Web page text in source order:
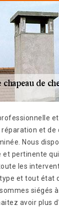
et de
Nous
et pertinente
les
et tout état
siégés
avoir plus